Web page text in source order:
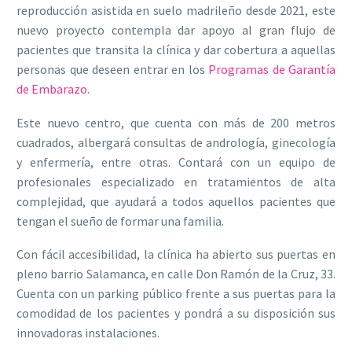
reproducción asistida en suelo madrileño desde 2021, este
nuevo proyecto contempla dar apoyo al gran flujo de
pacientes que transita la clínica y dar cobertura a aquellas
personas que deseen entrar en los Programas de Garantía
de Embarazo.
Este nuevo centro, que cuenta con más de 200 metros
cuadrados, albergará consultas de andrología, ginecología
y enfermería, entre otras. Contará con un equipo de
profesionales especializado en tratamientos de alta
complejidad, que ayudará a todos aquellos pacientes que
tengan el sueño de formar una familia.
Con fácil accesibilidad, la clínica ha abierto sus puertas en
pleno barrio Salamanca, en calle Don Ramón de la Cruz, 33.
Cuenta con un parking público frente a sus puertas para la
comodidad de los pacientes y pondrá a su disposición sus
innovadoras instalaciones.